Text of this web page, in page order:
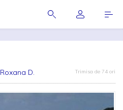
Roxana D. Trimisa de 74 ori